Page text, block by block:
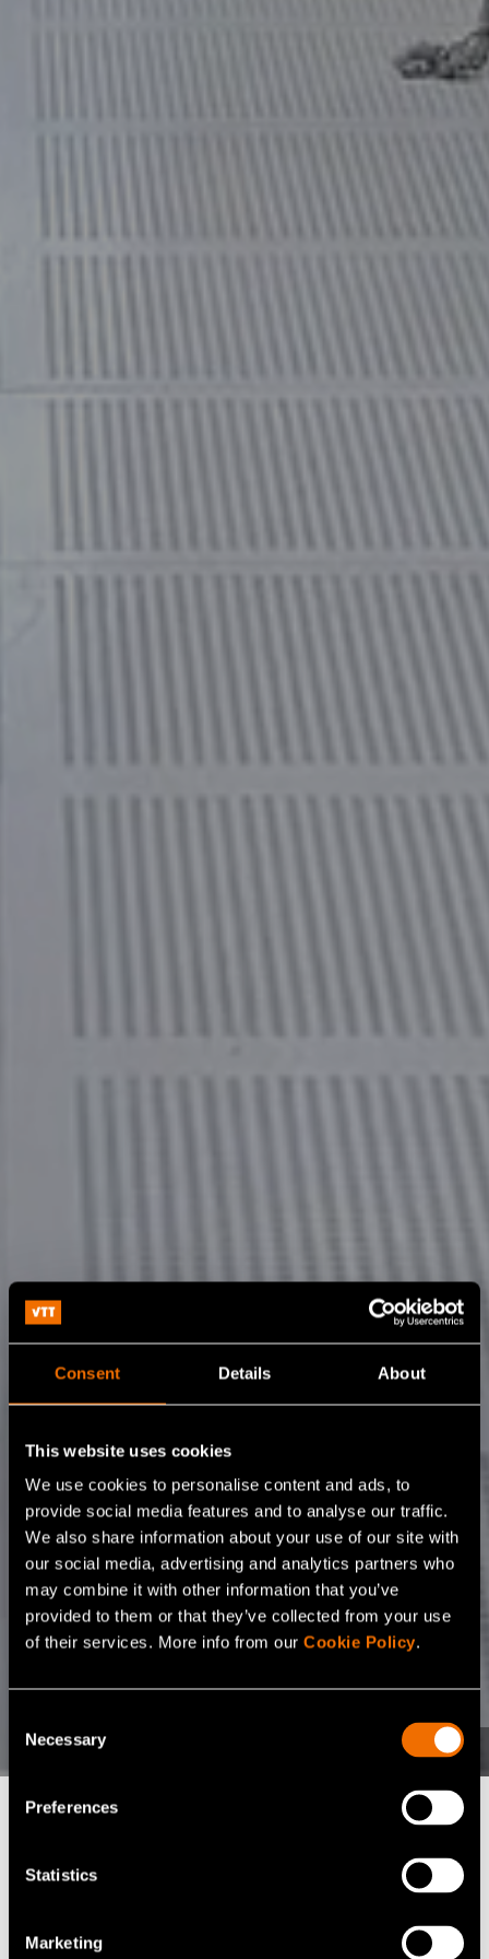
Consent Details About
This website uses cookies
We use cookies to personalise content and ads, to
provide social media features and to analyse our traffic.
We also share information about your use of our site with
our social media, advertising and analytics partners who
may combine it with other information that you’ve
provided to them or that they’ve collected from your use
of their services. More info from our Cookie Policy.
Selection
Necessary
Preferences
Statistics
Marketing
Löydä tarpeisiisi sopiva